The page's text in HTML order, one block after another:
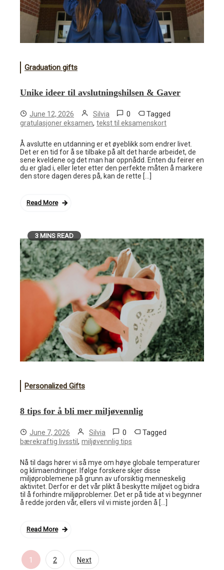
Graduation gifts
Unike ideer til avslutningshilsen & Gaver
June 12, 2026 Silvia 0 Tagged
gratulasjoner eksamen, tekst til eksamenskort
Å avslutte en utdanning er et øyeblikk som endrer livet.
Det er en tid for å se tilbake på alt det harde arbeidet, de
sene kveldene og det man har oppnådd. Enten du feirer en
du er glad i, eller leter etter den perfekte måten å markere
den store dagen deres på, kan de rette […]
Read More
3 MINS READ
Personalized Gifts
8 tips for å bli mer miljøvennlig
June 7, 2026 Silvia 0 Tagged
bærekraftig livsstil , miljøvennlig tips
Nå til dags hører vi så mye om høye globale temperaturer
og klimaendringer. Ifølge forskere skjer disse
miljøproblemene på grunn av uforsiktig menneskelig
aktivitet. Derfor er det vår plikt å beskytte miljøet og bidra
til å forhindre miljøproblemer. Det er på tide at vi begynner
å redde jorden vår, ellers vil vi miste jorden å […]
Read More
1 2 Next